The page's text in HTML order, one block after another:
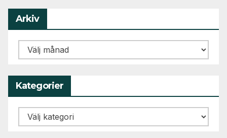
Arkiv
Arkiv
Kategorier
Kategorier